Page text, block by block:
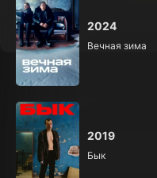
2024
Вечная зима
2019
Бык